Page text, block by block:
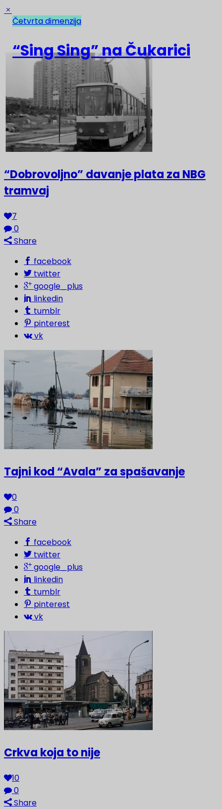
NAJNOVIJE
“Dobrovoljno” davanje plata za NBG
tramvaj
7
0
Share
facebook
twitter
google_plus
linkedin
tumblr
pinterest
vk
Tajni kod “Avala” za spašavanje
0
0
Share
facebook
twitter
google_plus
linkedin
tumblr
pinterest
vk
Crkva koja to nije
10
0
Share
Četvrta dimenzija
“Sing Sing” na Čukarici